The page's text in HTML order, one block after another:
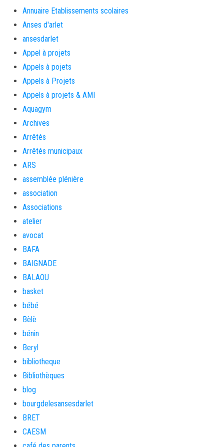
Annuaire Etablissements scolaires
Anses d'arlet
ansesdarlet
Appel à projets
Appels à pojets
Appels à Projets
Appels à projets & AMI
Aquagym
Archives
Arrêtés
Arrêtés municipaux
ARS
assemblée plénière
association
Associations
atelier
avocat
BAFA
BAIGNADE
BALAOU
basket
bébé
Bèlè
bénin
Beryl
bibliotheque
Bibliothèques
blog
bourgdelesansesdarlet
BRET
CAESM